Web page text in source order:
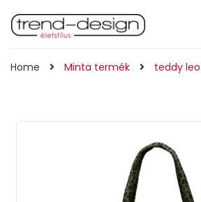
Home Minta termék teddy